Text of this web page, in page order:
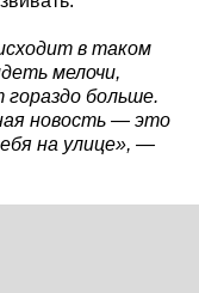
в таком
мелочи,
больше.
новость — это
на улице», —